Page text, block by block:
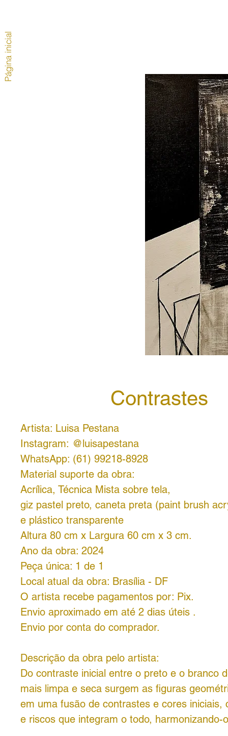
Contrastes
Artista: Luisa Pestana
Instagram: @luisapestana
WhatsApp: (61) 99218-8928
Material suporte da obra:
Acrílica, Técnica Mista sobre tela,
giz pastel preto, caneta preta (paint brush
e plástico transparente
Altura 80 cm x Largura 60 cm x 3 cm.
Ano da obra: 2024
Peça única: 1 de 1
Local atual da obra: Brasília - DF
O artista recebe pagamentos por: Pix.
Envio aproximado em até 2 dias úteis .
Envio por conta do comprador.
Descrição da obra pelo artista:
Do contraste inicial entre o preto e o branco
mais limpa e seca surgem as figuras
em uma fusão de contrastes e cores iniciais,
e riscos que integram o todo, harmonizando-
Página inicial